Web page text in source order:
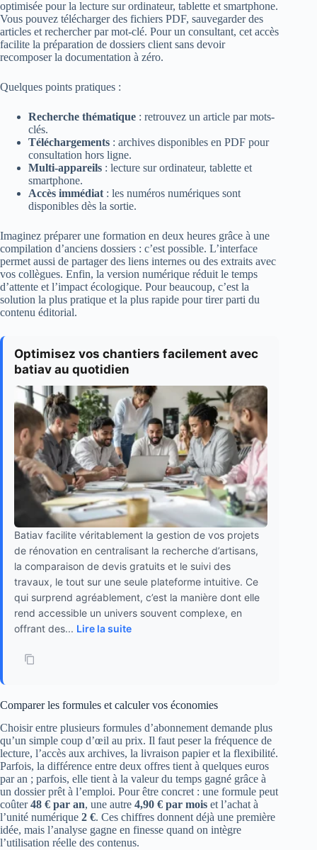
optimisée pour la lecture sur ordinateur, tablette et smartphone.
Vous pouvez télécharger des fichiers PDF, sauvegarder des
articles et rechercher par mot-clé. Pour un consultant, cet accès
facilite la préparation de dossiers client sans devoir
recomposer la documentation à zéro.
Quelques points pratiques :
Recherche thématique : retrouvez un article par mots-
clés.
Téléchargements : archives disponibles en PDF pour
consultation hors ligne.
Multi-appareils : lecture sur ordinateur, tablette et
smartphone.
Accès immédiat : les numéros numériques sont
disponibles dès la sortie.
Imaginez préparer une formation en deux heures grâce à une
compilation d’anciens dossiers : c’est possible. L’interface
permet aussi de partager des liens internes ou des extraits avec
vos collègues. Enfin, la version numérique réduit le temps
d’attente et l’impact écologique. Pour beaucoup, c’est la
solution la plus pratique et la plus rapide pour tirer parti du
contenu éditorial.
Optimisez vos chantiers facilement avec
batiav au quotidien
Batiav facilite véritablement la gestion de vos projets
de rénovation en centralisant la recherche d’artisans,
la comparaison de devis gratuits et le suivi des
travaux, le tout sur une seule plateforme intuitive. Ce
qui surprend agréablement, c’est la manière dont elle
rend accessible un univers souvent complexe, en
offrant des... Lire la suite
Comparer les formules et calculer vos économies
Choisir entre plusieurs formules d’abonnement demande plus
qu’un simple coup d’œil au prix. Il faut peser la fréquence de
lecture, l’accès aux archives, la livraison papier et la flexibilité.
Parfois, la différence entre deux offres tient à quelques euros
par an ; parfois, elle tient à la valeur du temps gagné grâce à
un dossier prêt à l’emploi. Pour être concret : une formule peut
coûter48 € par an, une autre 4,90 € par mois et l’achat à
l’unité numérique 2 €. Ces chiffres donnent déjà une première
idée, mais l’analyse gagne en finesse quand on intègre
l’utilisation réelle des contenus.